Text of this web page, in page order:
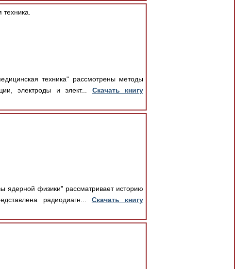
техника" рассмотрены методы
электроды и элект... Скачать книгу
ядерной физики" рассматривает историю
радиодиагн... Скачать книгу